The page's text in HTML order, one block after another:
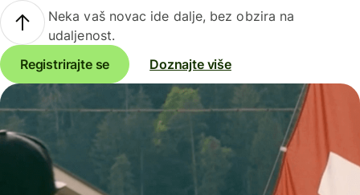
Neka vaš novac ide dalje, bez obzira na
udaljenost.
Registrirajte se
Doznajte više